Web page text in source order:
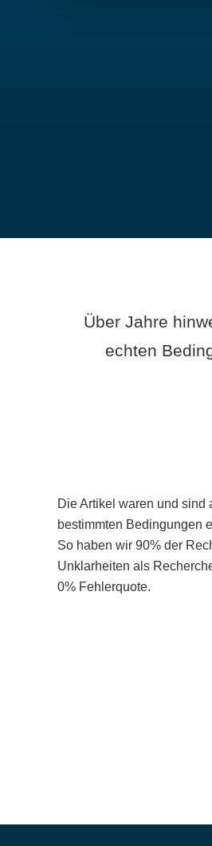
Über Jahre
echten
Die Artikel waren und sind
bestimmten Bedingungen
So haben wir 90% der
Unklarheiten als
0% Fehlerquote.